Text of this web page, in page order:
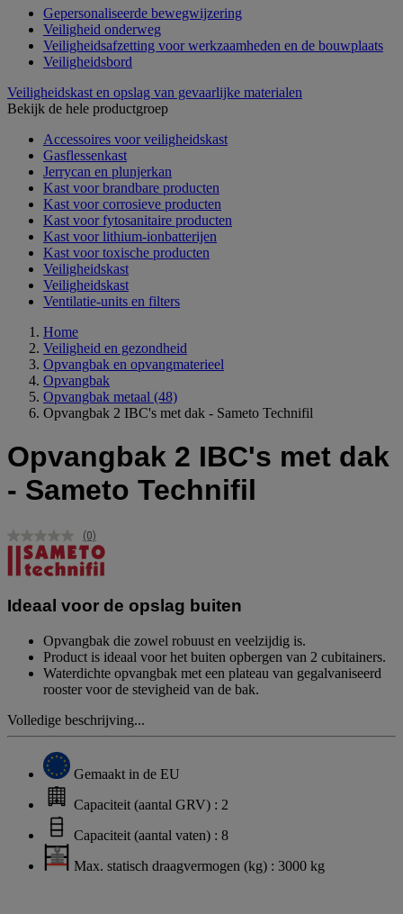
Gepersonaliseerde bewegwijzering
Veiligheid onderweg
Veiligheidsafzetting voor werkzaamheden en de bouwplaats
Veiligheidsbord
Veiligheidskast en opslag van gevaarlijke materialen
Bekijk de hele productgroep
Accessoires voor veiligheidskast
Gasflessenkast
Jerrycan en plunjerkan
Kast voor brandbare producten
Kast voor corrosieve producten
Kast voor fytosanitaire producten
Kast voor lithium-ionbatterijen
Kast voor toxische producten
Veiligheidskast
Veiligheidskast
Ventilatie-units en filters
Home
Veiligheid en gezondheid
Opvangbak en opvangmaterieel
Opvangbak
Opvangbak metaal (48)
Opvangbak 2 IBC's met dak - Sameto Technifil
Opvangbak 2 IBC's met dak
- Sameto Technifil
Geen
scorewaarde.
Dezelfde
(0)
Ideaal voor de opslag buiten
Opvangbak die zowel robuust en veelzijdig is.
Product is ideaal voor het buiten opbergen van 2 cubitainers.
Waterdichte opvangbak met een plateau van gegalvaniseerd
rooster voor de stevigheid van de bak.
Volledige beschrijving...
Gemaakt in de EU
Capaciteit (aantal GRV) : 2
Capaciteit (aantal vaten) : 8
Max. statisch draagvermogen (kg) : 3000 kg